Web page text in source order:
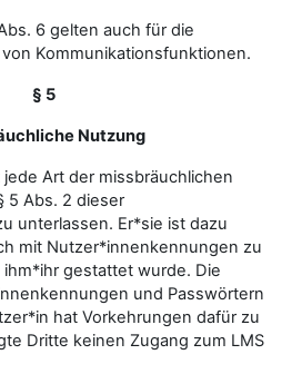
6 gelten auch für die
Kommunikationsfunktionen.
§ 5
Nutzung
Art der missbräuchlichen
5 Abs. 2 dieser
unterlassen. Er*sie ist dazu
mit Nutzer*innenkennungen zu
gestattet wurde. Die
und Passwörtern
hat Vorkehrungen dafür zu
Dritte keinen Zugang zum LMS